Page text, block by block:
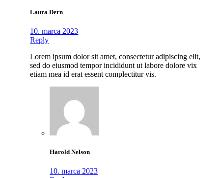
Laura Dern
10. marca 2023
Reply
Lorem ipsum dolor sit amet, consectetur adipiscing elit,
sed do eiusmod tempor incididunt ut labore dolore vix
etiam mea id erat essent complectitur vis.
Harold Nelson
10. marca 2023